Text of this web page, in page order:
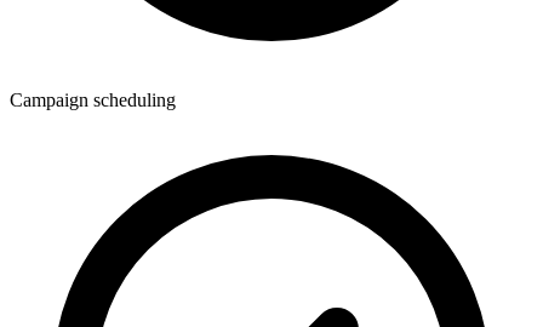
Campaign scheduling